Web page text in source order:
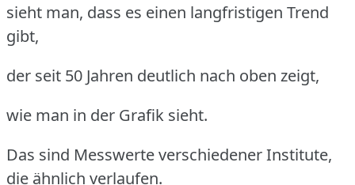
sieht man, dass es einen langfristigen Trend
gibt,
der seit 50 Jahren deutlich nach oben zeigt,
wie man in der Grafik sieht.
Das sind Messwerte verschiedener Institute,
die ähnlich verlaufen.